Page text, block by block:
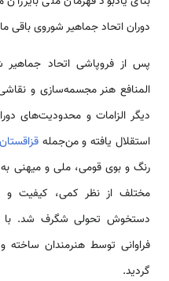
دوران اتحاد جماهیر شوروی باقی
پس از فروپاشی اتحاد
المنافع هنر مجسمه‌سازی و نقاشی
دیگر الزامات و محدودیت‌های
استقلال یافته و من‌جملهقزاقستان
رنگ و بوی قومی، ملی و میهنی
مختلف از نظر کمی، کیفیت
دستخوش تحولی شگرف شد.
فراوانی توسط هنرمندان
گردید.